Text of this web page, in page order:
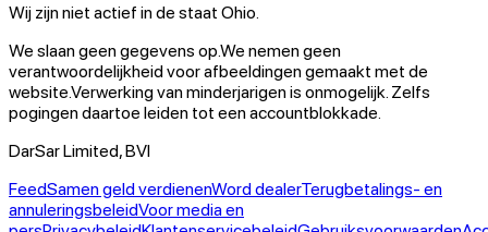
Wij zijn niet actief in de staat Ohio.
We slaan geen gegevens op.We nemen geen
verantwoordelijkheid voor afbeeldingen gemaakt met de
website.Verwerking van minderjarigen is onmogelijk. Zelfs
pogingen daartoe leiden tot een accountblokkade.
DarSar Limited, BVI
FeedSamen geld verdienenWord dealerTerugbetalings- en
annuleringsbeleidVoor media en